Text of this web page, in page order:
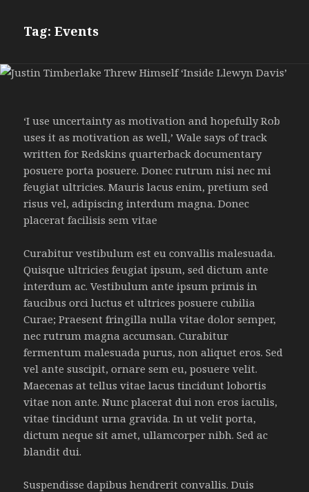
Tag:Events
‘I use uncertainty as motivation and hopefully Rob
uses it as motivation as well,’ Wale says of track
written for Redskins quarterback documentary
posuere porta posuere. Donec rutrum nisi nec mi
feugiat ultricies. Mauris lacus enim, pretium sed
risus vel, adipiscing interdum magna. Donec
placerat facilisis sem vitae
Curabitur vestibulum est eu convallis malesuada.
Quisque ultricies feugiat ipsum, sed dictum ante
interdum ac. Vestibulum ante ipsum primis in
faucibus orci luctus et ultrices posuere cubilia
Curae; Praesent fringilla nulla vitae dolor semper,
nec rutrum magna accumsan. Curabitur
fermentum malesuada purus, non aliquet eros. Sed
vel ante suscipit, ornare sem eu, posuere velit.
Maecenas at tellus vitae lacus tincidunt lobortis
vitae non ante. Nunc placerat dui non eros iaculis,
vitae tincidunt urna gravida. In ut velit porta,
dictum neque sit amet, ullamcorper nibh. Sed ac
blandit dui.
Suspendisse dapibus hendrerit convallis. Duis